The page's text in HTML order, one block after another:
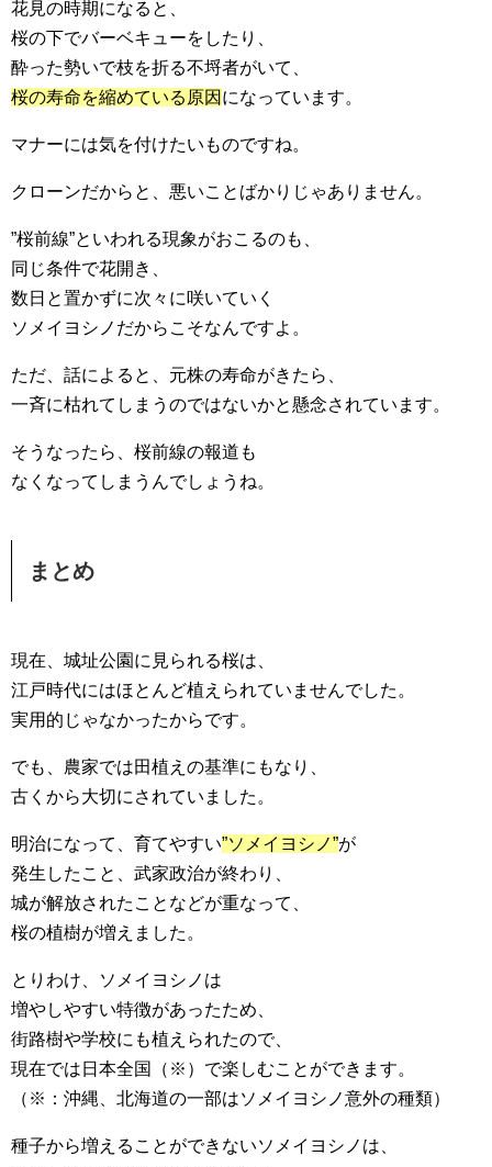
花見の時期になると、
桜の下でバーベキューをしたり、
酔った勢いで枝を折る不埒者がいて、
桜の寿命を縮めている原因 になっています。
マナーには気を付けたいものですね。
クローンだからと、悪いことばかりじゃありません。
”桜前線”といわれる現象がおこるのも、
同じ条件で花開き、
数日と置かずに次々に咲いていく
ソメイヨシノだからこそなんですよ。
ただ、話によると、元株の寿命がきたら、
一斉に枯れてしまうのではないかと懸念されています。
そうなったら、桜前線の報道も
なくなってしまうんでしょうね。
まとめ
現在、城址公園に見られる桜は、
江戸時代にはほとんど植えられていませんでした。
実用的じゃなかったからです。
でも、農家では田植えの基準にもなり、
古くから大切にされていました。
明治になって、育てやすい”ソメイヨシノ”が
発生したこと、武家政治が終わり、
城が解放されたことなどが重なって、
桜の植樹が増えました。
とりわけ、ソメイヨシノは
増やしやすい特徴があったため、
街路樹や学校にも植えられたので、
現在では日本全国（※）で楽しむことができます。
（※：沖縄、北海道の一部はソメイヨシノ意外の種類）
種子から増えることができないソメイヨシノは、